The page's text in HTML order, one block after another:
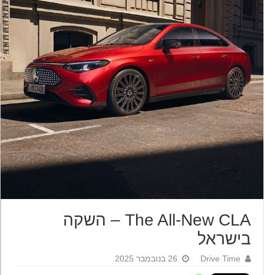
The All-New CLA – השקה
בישראל
Drive Time 26 בנובמבר 2025